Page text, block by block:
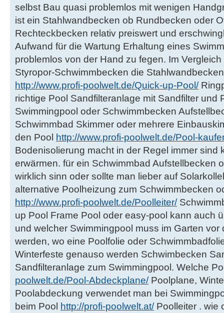
selbst Bau quasi problemlos mit wenigen
ist ein Stahlwandbecken ob Rundbecken oder
Rechteckbecken relativ preiswert und
Aufwand für die Wartung Erhaltung eines
problemlos von der Hand zu fegen. Im
Styropor-Schwimmbecken die
http://www.profi-poolwelt.de/Quick-up-Pool/
richtige Pool Sandfilteranlage mit Sandfilter und
Swimmingpool oder Schwimmbecken
Schwimmbad Skimmer oder mehrere
den Pool http://www.profi-poolwelt.de/Pool-
Bodenisolierung macht in der Regel immer sind
erwärmen. für ein Schwimmbad Aufstellbecken
wirklich sinn oder sollte man lieber auf
alternative Poolheizung zum Schwimmbecken
http://www.profi-poolwelt.de/Poolleiter/
up Pool Frame Pool oder easy-pool kann auch
und welcher Swimmingpool muss im Garten
werden, wo eine Poolfolie oder
Winterfeste genauso werden Schwimbecken
Sandfilteranlage zum Swimmingpool. Welche
poolwelt.de/Pool-Abdeckplane/Poolplane,
Poolabdeckung verwendet man bei
beim Pool http://profi-poolwelt.at/Poolleiter . wie